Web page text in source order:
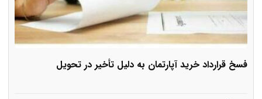
فسخ قرارداد خرید آپارتمان به دلیل تأخیر در تحویل